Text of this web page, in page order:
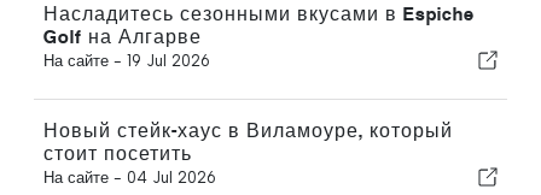
Насладитесь сезонными вкусами в Espiche
Golf на Алгарве
На сайте - 19 Jul 2026
Новый стейк-хаус в Виламоуре, который
стоит посетить
На сайте - 04 Jul 2026